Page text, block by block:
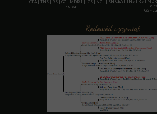
CEA | TNS | RS | GG | MDR1 | IGS | NCL | SN
- clear
CEA | TNS | RS |
GG -
Rodowód szczeniąt